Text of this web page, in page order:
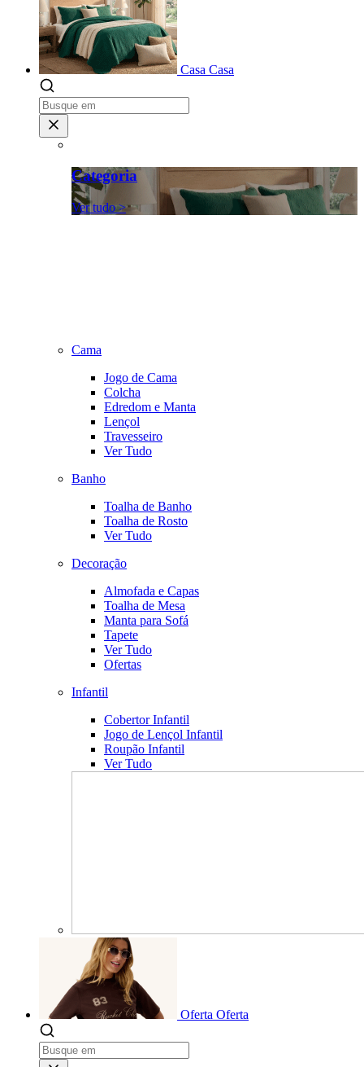
Casa Casa
Categoria
Ver tudo >
Cama
Jogo de Cama
Colcha
Edredom e Manta
Lençol
Travesseiro
Ver Tudo
Banho
Toalha de Banho
Toalha de Rosto
Ver Tudo
Decoração
Almofada e Capas
Toalha de Mesa
Manta para Sofá
Tapete
Ver Tudo
Ofertas
Infantil
Cobertor Infantil
Jogo de Lençol Infantil
Roupão Infantil
Ver Tudo
Oferta Oferta